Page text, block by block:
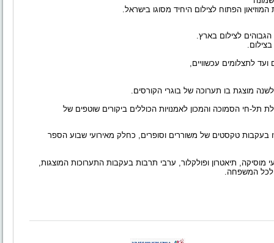
המוזיאון הפתוח לצילום היחיד מסוגו בישראל.
לצילום בארץ.
ועד לתצלומים עכשוויים,
לשנה מוצגת בו תערוכה של בוגרי הקורסים.
תל-חי הסמוכה והמכון לאמנויות הכוללים ביקורים שוטפים של
טקסטים של משוררים וסופרים, כחלק מאירועי שבוע הספר
מוסיקה, תיאטרון ופולקלור, ערבי תרבות בעקבות התערוכות המוצגות,
לכל המשפחה.